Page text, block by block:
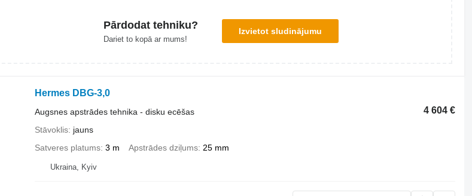
Pārdodat tehniku?
Dariet to kopā ar mums!
Izvietot sludinājumu
Hermes DBG-3,0
4 604 €
Augsnes apstrādes tehnika - disku ecēšas
Stāvoklis jauns
Satveres platums 3 m Apstrādes dziļums 25 mm
Ukraina, Kyiv